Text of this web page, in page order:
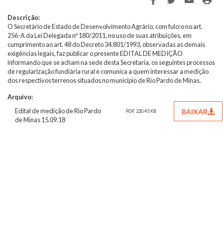
Descrição:
O Secretário de Estado de Desenvolvimento Agrário, com fulcro no art.
256-A da Lei Delegada nº 180/2011, no uso de suas atribuições, em
cumprimento ao art. 48 do Decreto 34.801/1993, observadas as demais
exigências legais, faz publicar o presente EDITAL DE MEDIÇÃO
informando que se acham na sede desta Secretaria, os seguintes processos
de regularização fundiária rural e comunica a quem interessar a medição
dos respectivos terrenos situados no município de Rio Pardo de Minas.
Arquivo:
Edital de medição de Rio Pardo
de Minas 15.09.18
PDF. 220.43 KB BAIXAR